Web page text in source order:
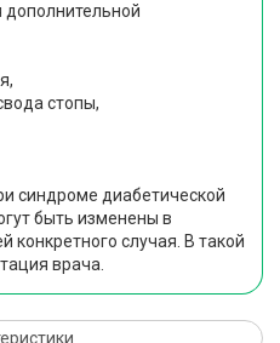
стопы,
синдроме диабетической
быть изменены в
конкретного случая. В такой
врача.